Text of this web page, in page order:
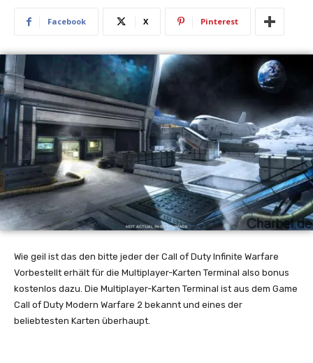
Facebook X Pinterest
Wie geil ist das den bitte jeder der Call of Duty Infinite Warfare
Vorbestellt erhält für die Multiplayer-Karten Terminal also bonus
kostenlos dazu. Die Multiplayer-Karten Terminal ist aus dem Game
Call of Duty Modern Warfare 2 bekannt und eines der
beliebtesten Karten überhaupt.